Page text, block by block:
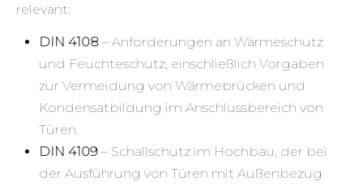
relevant:
DIN 4108 – Anforderungen an Wärmeschutz
und Feuchteschutz, einschließlich Vorgaben
zur Vermeidung von Wärmebrücken und
Kondensatbildung im Anschlussbereich von
Türen.
DIN 4109 – Schallschutz im Hochbau, der bei
der Ausführung von Türen mit Außenbezug